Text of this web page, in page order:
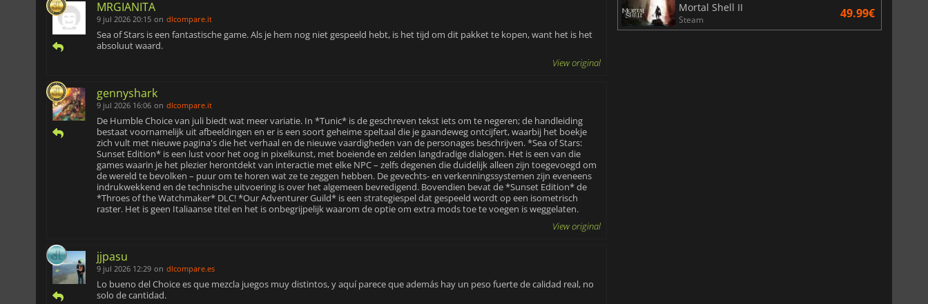
MRGIANITA
9 jul 2026 20:15 on dlcompare.it
Sea of Stars is een fantastische game. Als je hem nog niet gespeeld hebt, is het tijd om dit pakket te kopen, want het is het
absoluut waard.
View original
gennyshark
9 jul 2026 16:06 on dlcompare.it
De Humble Choice van juli biedt wat meer variatie. In *Tunic* is de geschreven tekst iets om te negeren; de handleiding
bestaat voornamelijk uit afbeeldingen en er is een soort geheime speltaal die je gaandeweg ontcijfert, waarbij het boekje
zich vult met nieuwe pagina's die het verhaal en de nieuwe vaardigheden van de personages beschrijven. *Sea of ​​​​Stars:
Sunset Edition* is een lust voor het oog in pixelkunst, met boeiende en zelden langdradige dialogen. Het is een van die
games waarin je het plezier herontdekt van interactie met elke NPC – zelfs degenen die duidelijk alleen zijn toegevoegd om
de wereld te bevolken – puur om te horen wat ze te zeggen hebben. De gevechts- en verkenningssystemen zijn eveneens
indrukwekkend en de technische uitvoering is over het algemeen bevredigend. Bovendien bevat de *Sunset Edition* de
*Throes of the Watchmaker* DLC! *Our Adventurer Guild* is een strategiespel dat gespeeld wordt op een isometrisch
raster. Het is geen Italiaanse titel en het is onbegrijpelijk waarom de optie om extra mods toe te voegen is weggelaten.
View original
jjpasu
9 jul 2026 12:29 on dlcompare.es
Lo bueno del Choice es que mezcla juegos muy distintos, y aquí parece que además hay un peso fuerte de calidad real, no
solo de cantidad.
Mortal Shell II
Steam 49.99€